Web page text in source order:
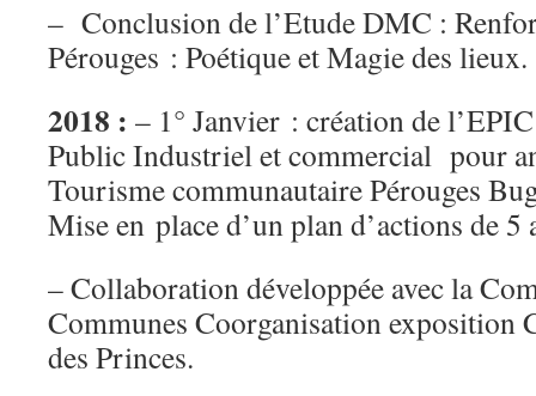
– Conclusion de l’Etude DMC :
Pérouges : Poétique et Magie des lieux.
2018 : – 1° Janvier : création de
Public Industriel et commercial pour
Tourisme communautaire Pérouges
Mise en place d’un plan d’actions de 5
– Collaboration développée avec la
Communes Coorganisation
des Princes.